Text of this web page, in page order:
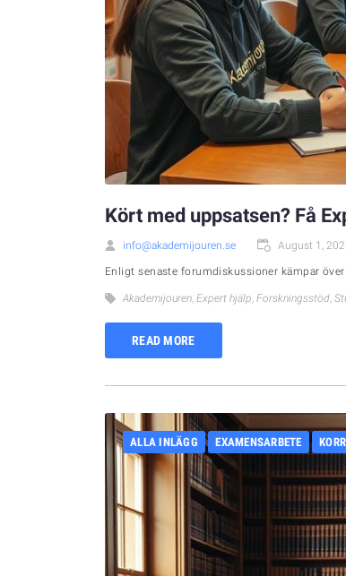
Kört med uppsatsen? Få
info@akademijouren.se August 1,
Enligt senaste forumdiskussioner kämpar
Akademijouren, Expert hjälp, Forskningsstöd,
READ MORE
ALLA INLÄGG EXAMENSARBETE